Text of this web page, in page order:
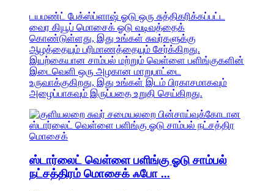
டயமண்ட் பேக்ஸ்ப்ளாஷ் ஓடு ஒரு சுத்திகரிக்கப்பட்ட
வைர கியூப் மொசைக் ஓடு வடிவத்தைக்
கொண்டுள்ளது, இது உங்கள் சுவர்களுக்கு
ஆழத்தையும் பரிமாணத்தையும் சேர்க்கிறது.
இயற்கையான சாம்பல் மற்றும் வெள்ளை பளிங்குகளின்
இடைவெளி ஒரு அழகான மாறுபாட்டை
உருவாக்குகிறது, இது உங்கள் இடம் பிரகாசமாகவும்
அழைப்பாகவும் இருப்பதை உறுதி செய்கிறது.
ஸ்டார்லைட் வெள்ளை பளிங்கு ஓடு சாம்பல்
நட்சத்திரம் மொசைக் ஃபோ ...